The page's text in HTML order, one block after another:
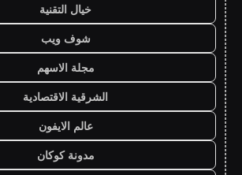
خيال التقنية
شوف ويب
مجلة الاسهم
الشرقية الاقتصادية
عالم الايفون
مدونة كوكان